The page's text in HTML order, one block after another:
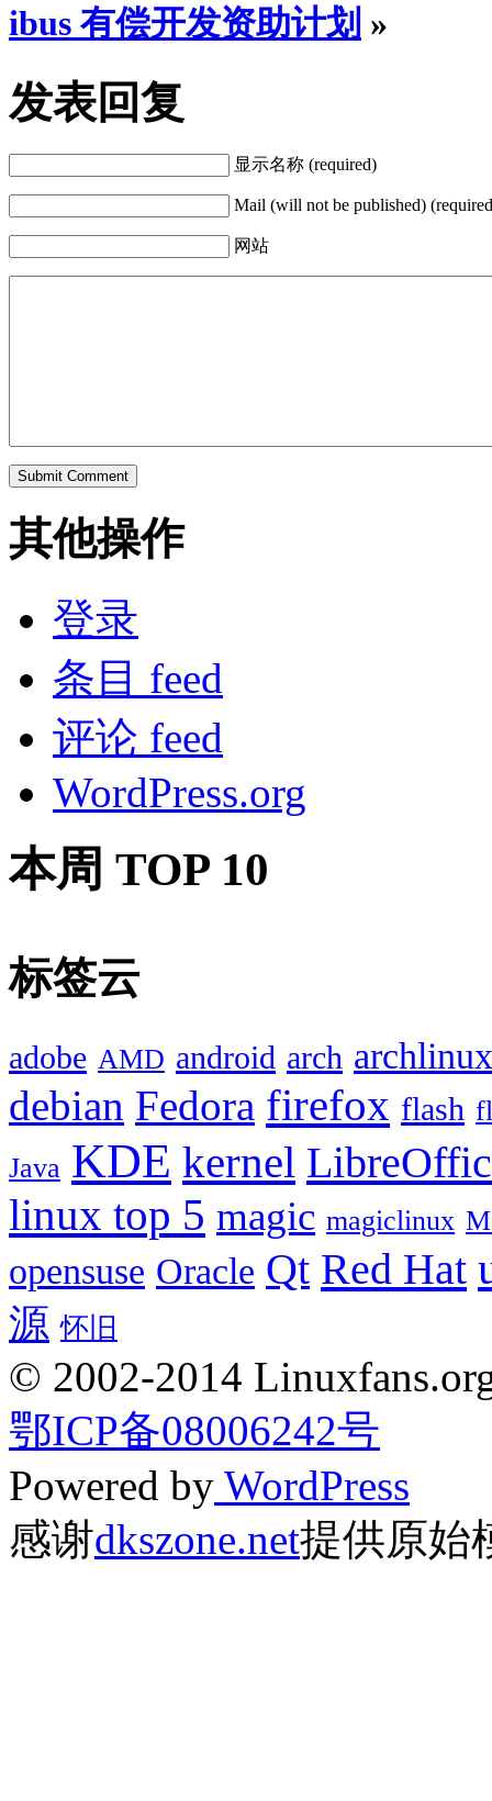
ibus 有偿开发资助计划 »
发表回复
显示名称 (required)
Mail (will not be published)
网站
其他操作
登录
条目 feed
评论 feed
WordPress.org
本周 TOP 10
标签云
adobe AMD android arch archlinux
debian Fedora firefox flash
Java KDE kernel
linux top 5 magic magiclinux
opensuse Oracle Qt Red Hat
源 怀旧
© 2002-2014
鄂ICP备08006242号
Powered by WordPress
感谢dkszone.net提供原始